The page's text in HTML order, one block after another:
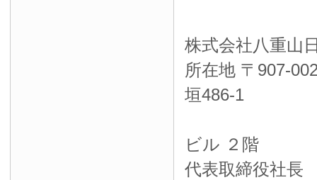
株式会社八重山
所在地 〒 907-
垣486-1
ビル ２階
代表取締役社